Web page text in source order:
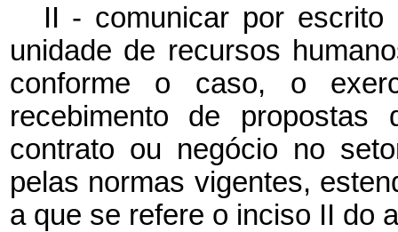
II - comunicar por
unidade de recursos
conforme o caso, o
recebimento de propostas
contrato ou negócio no
pelas normas vigentes,
a que se refere o inciso II do